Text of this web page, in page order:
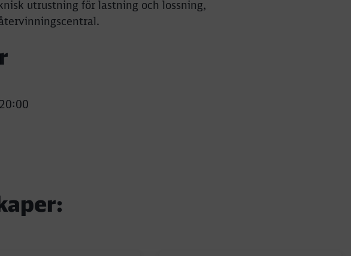
utrustning för lastning och lossning,